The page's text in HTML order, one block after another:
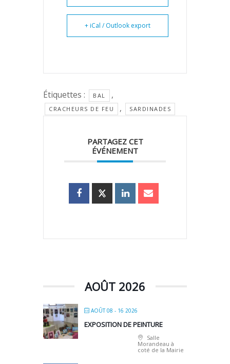
+ iCal / Outlook export
Étiquettes : BAL ,
CRACHEURS DE FEU , SARDINADES
PARTAGEZ CET
ÉVÉNEMENT
AOÛT 2026
AOÛT 08 - 16 2026
EXPOSITION DE PEINTURE
Salle
Morandeau à
coté de la Mairie